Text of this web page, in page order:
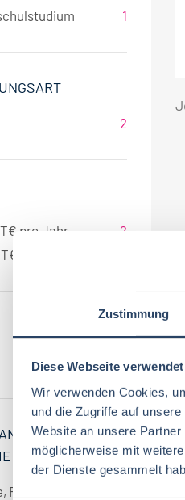
Zustimmung
Diese Webseite
Wir verwenden Cookies,
und die Zugriffe auf
Website an unsere
möglicherweise mit
der Dienste gesammelt
1
2
pro Jahr
2
pro Jahr
2
Führungskräfte